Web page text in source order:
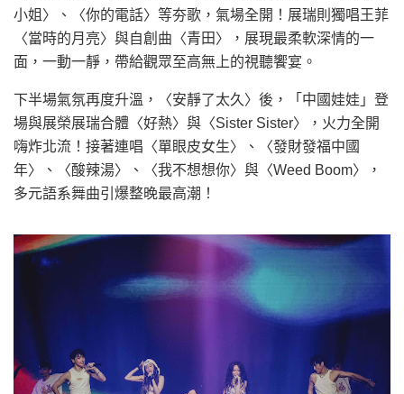
小姐〉、〈你的電話〉等夯歌，氣場全開！展瑞則獨唱王菲
〈當時的月亮〉與自創曲〈青田〉，展現最柔軟深情的一
面，一動一靜，帶給觀眾至高無上的視聽饗宴。
下半場氣氛再度升溫，〈安靜了太久〉後，「中國娃娃」登
場與展榮展瑞合體〈好熱〉與〈Sister Sister〉，火力全開
嗨炸北流！接著連唱〈單眼皮女生〉、〈發財發福中國
年〉、〈酸辣湯〉、〈我不想想你〉與〈Weed Boom〉，
多元語系舞曲引爆整晚最高潮！